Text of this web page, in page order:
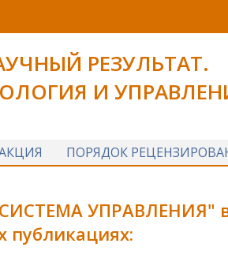
РЕЗУЛЬТАТ.
И
ПОРЯДОК
УПРАВЛЕНИЯ"
публикациях: